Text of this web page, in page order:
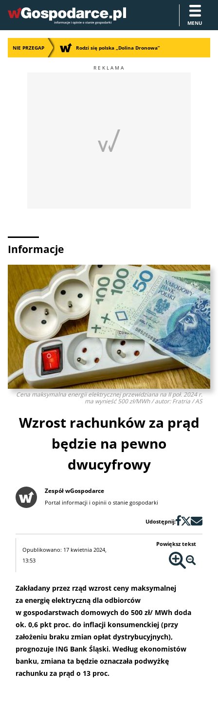
MENU
NIE PRZEGAP Rodzi się polska „Dolina Dronowa”
Informacje
Cena maksymalna energii elektrycznej przewidziana na II poł. 2024 r.
ma wynieść 500 zł/MWh / autor: Fratria / AS
Wzrost rachunków za prąd
będzie na pewno
dwucyfrowy
Zespół wGospodarce
Portal informacji i opinii o stanie gospodarki
Udostępnij:
Opublikowano: 17 kwietnia 2024,
13:53
Powiększ tekst
Zakładany przez rząd wzrost ceny maksymalnej
za energię elektryczną dla odbiorców
w gospodarstwach domowych do 500 zł/ MWh doda
ok. 0,6 pkt proc. do inflacji konsumenckiej (przy
założeniu braku zmian opłat dystrybucyjnych),
prognozuje ING Bank Śląski. Według ekonomistów
banku, zmiana ta będzie oznaczała podwyżkę
rachunku za prąd o 13 proc.